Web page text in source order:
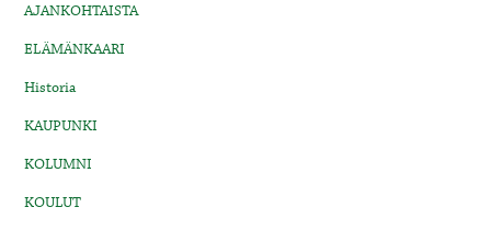
AJANKOHTAISTA
ELÄMÄNKAARI
Historia
KAUPUNKI
KOLUMNI
KOULUT